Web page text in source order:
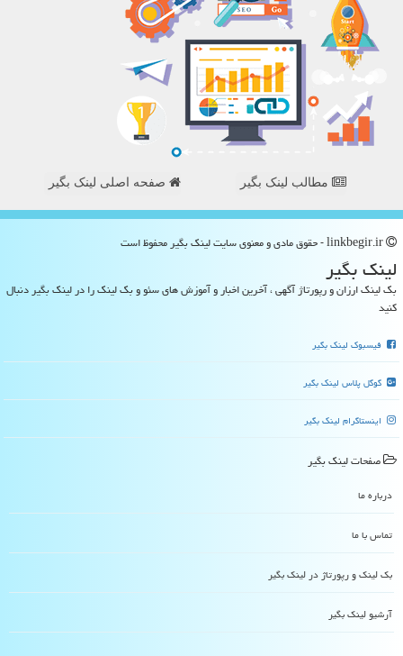
مطالب لینک بگیر صفحه اصلی لینک بگیر
لینك بگیر
بک لینک ارزان و رپورتاژ آگهی ، آخرین اخبار و آموزش های سئو و بک لینک را در لینک بگیر دنبال
کنید
فیسبوک لینک بگیر
گوگل پلاس لینک بگیر
اینستاگرام لینک بگیر
صفحات لینك بگیر
درباره ما
تماس با ما
بک لینک و رپورتاژ در لینك بگیر
آرشیو لینك بگیر